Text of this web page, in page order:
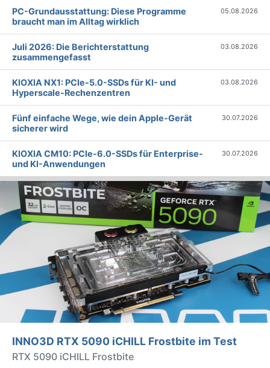
PC-Grundausstattung: Diese Programme
braucht man im Alltag wirklich
05.08.2026
Juli 2026: Die Bericht­erstattung
zusammengefasst
03.08.2026
KIOXIA NX1: PCIe-5.0-SSDs für KI- und
Hyperscale-Rechenzentren
03.08.2026
Fünf einfache Wege, wie dein Apple-Gerät
sicherer wird
30.07.2026
KIOXIA CM10: PCIe-6.0-SSDs für Enterprise-
und KI-Anwendungen
30.07.2026
INNO3D RTX 5090 iCHILL Frostbite im Test
RTX 5090 iCHILL Frostbite